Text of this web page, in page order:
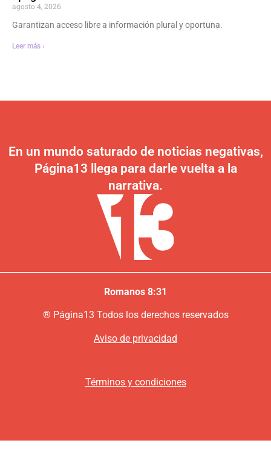
agosto 4, 2026
Garantizan acceso libre a información plural y oportuna.
Leer más ›
En un mundo saturado de noticias negativas,
Página13 llega para darle vuelta a la
narrativa.
Romanos 8:31
® Página13 Todos los derechos reservados
Aviso de privacidad
Términos y condiciones